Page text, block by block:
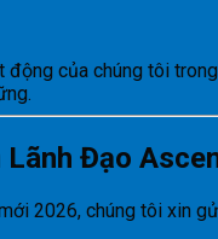
động của chúng tôi
Đạo
2026, chúng tôi xin